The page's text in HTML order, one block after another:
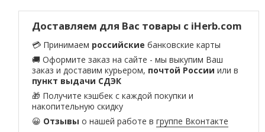
Доставляем для Вас товары с iHerb.com
💳 Принимаем российские банковские карты
🚚 Оформите заказ на сайте - мы выкупим Ваш
заказ и доставим курьером, почтой России или в
пункт выдачи СДЭК
🎁 Получите кэшбек с каждой покупки и
накопительную скидку
😀 Отзывы о нашей работе вгруппе Вконтакте